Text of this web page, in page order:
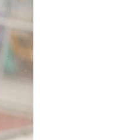
」服務完成之
關給付款項請
方可使用
司不負相關責
況，依本公司
公司將視審查
意使用之情